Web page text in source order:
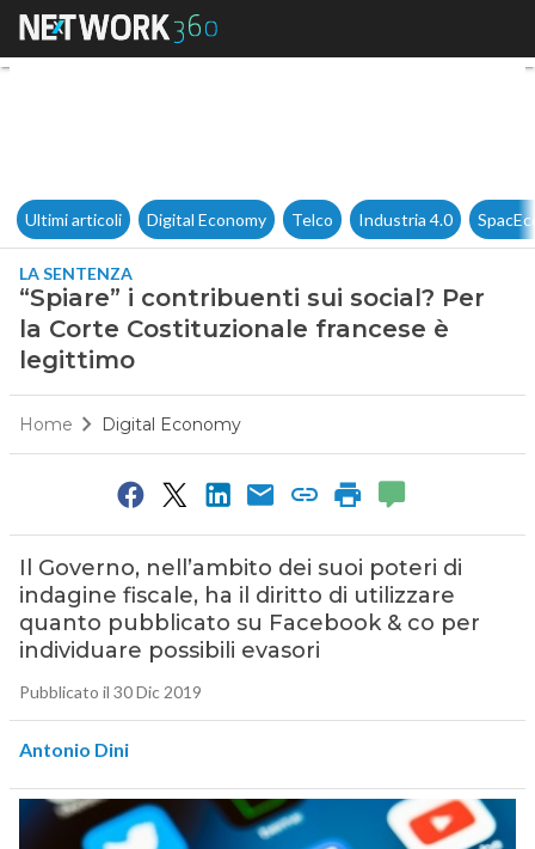
“Spiare” i contribuenti sui
Ultimi articoli Digital Economy Telco Industria 4.0
LA SENTENZA
“Spiare” i contribuenti sui social? Per
la Corte Costituzionale francese è
legittimo
Home Digital Economy
Il Governo, nell’ambito dei suoi poteri di
indagine fiscale, ha il diritto di utilizzare
quanto pubblicato su Facebook & co per
individuare possibili evasori
Pubblicato il 30 Dic 2019
Antonio Dini